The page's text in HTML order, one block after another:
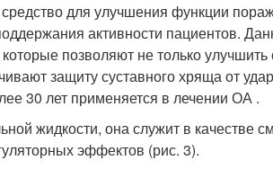
для улучшения функции
активности пациентов.
позволяют не только
защиту суставного хряща от
30 лет применяется в лечении ОА .
жидкости, она служит в качестве
эффектов (рис. 3).